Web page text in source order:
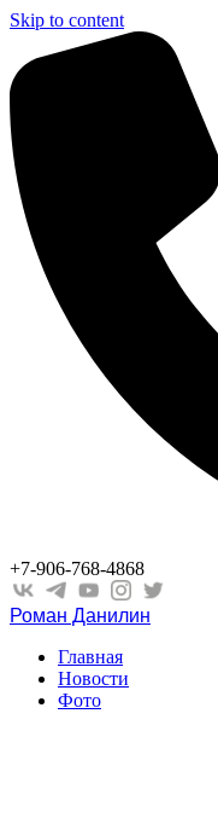
Skip to content
+7-906-768-4868
Роман Данилин
Главная
Новости
Фото